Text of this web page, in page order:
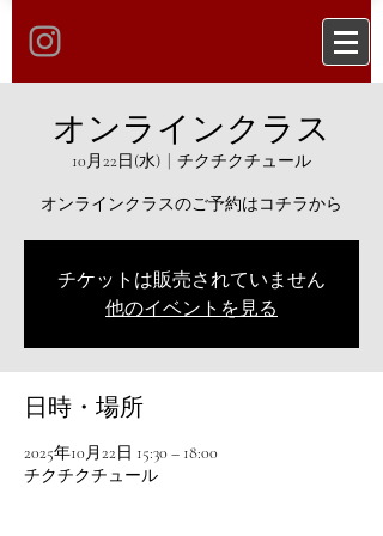
オンラインクラス
10月22日(水) チクチクチュール
オンラインクラスのご予約はコチラから
チケットは販売されていません
他のイベントを見る
日時・場所
2025年10月22日 15:30 – 18:00
チクチクチュール